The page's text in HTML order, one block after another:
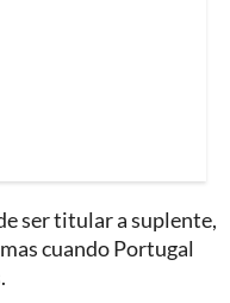
ser titular a suplente,
cuando Portugal